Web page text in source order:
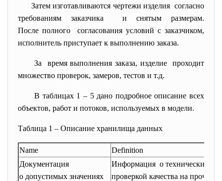
Затем изготавливаются чертежиизделия согласно
требованиям заказчика и снятым размерам.
После полного согласования условий с заказчиком,
исполнитель приступает к выполнению заказа.
За время выполнения заказа, изделие проходит
множество проверок, замеров, тестов и т.д.
В таблицах 1 – 5 дано подробное описание всех
объектов, работ и потоков, используемых в модели.
Таблица 1 – Описание хранилища данных
Name
Definition
Документация
о допустимых значениях
Информация о технических
проверкой качества на